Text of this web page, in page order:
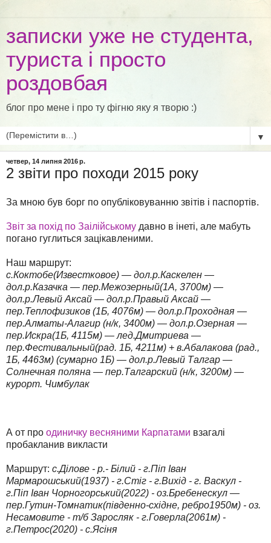
записки уже не студента,
туриста і просто
роздовбая
блог про мене і про ту фігню яку я творю :)
▼
четвер, 14 липня 2016 р.
2 звіти про походи 2015 року
За мною був борг по опубліковуванню звітів і паспортів.
Звіт за похід по Заілійському давно в інеті, але мабуть
погано гуглиться зацікавленими.
Наш маршрут:
с.Коктобе(Известковое) — дол.р.Каскелен —
дол.р.Казачка — пер.Межозерный(1A, 3700м) —
дол.р.Левый Аксай — дол.р.Правый Аксай —
пер.Теплофизиков (1Б, 4076м) — дол.р.Проходная —
пер.Алматы-Алагир (н/к, 3400м) — дол.р.Озерная —
пер.Искра(1Б, 4115м) — лед.Дмитриева —
пер.Фестивальный(рад. 1Б, 4211м) + в.Абалакова (рад.,
1Б, 4463м) (сумарно 1Б) — дол.р.Левый Талгар —
Солнечная поляна — пер.Талгарский (н/к, 3200м) —
курорт. Чимбулак
А от про одиничку весняними Карпатами взагалі
пробакланив викласти
Маршрут: с.Ділове - р.- Білий - г.Піп Іван
Мармарошський(1937) - г.Стіг - г.Вихід - г. Васкул -
г.Піп Іван Чорногорський(2022) - оз.Бребенескул —
пер.Гутин-Томнатик(південно-східне, ребро1950м) - оз.
Несамовите - т/б Заросляк - г.Говерла(2061м) -
г.Петрос(2020) - с.Ясіня